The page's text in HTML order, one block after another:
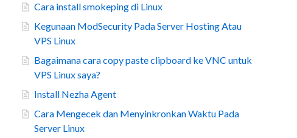
Cara install smokeping di Linux
Kegunaan ModSecurity Pada Server Hosting Atau
VPS Linux
Bagaimana cara copy paste clipboard ke VNC untuk
VPS Linux saya?
Install Nezha Agent
Cara Mengecek dan Menyinkronkan Waktu Pada
Server Linux